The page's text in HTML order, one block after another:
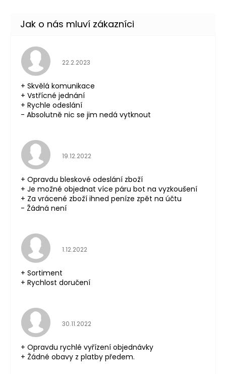
Hodnocení obchodu je 5 z 5 hvězdiček.
22.2.2023
+ Skvělá komunikace
+ Vstřícné jednání
+ Rychle odeslání
- Absolutně nic se jim nedá vytknout
Hodnocení obchodu je 5 z 5 hvězdiček.
19.12.2022
+ Opravdu bleskové odeslání zboží
+ Je možné objednat více páru bot na vyzkoušení
+ Za vrácené zboží ihned peníze zpět na účtu
- Žádná není
Hodnocení obchodu je 5 z 5 hvězdiček.
1.12.2022
+ Sortiment
+ Rychlost doručení
Hodnocení obchodu je 5 z 5 hvězdiček.
30.11.2022
+ Opravdu rychlé vyřízení objednávky
+ Žádné obavy z platby předem.